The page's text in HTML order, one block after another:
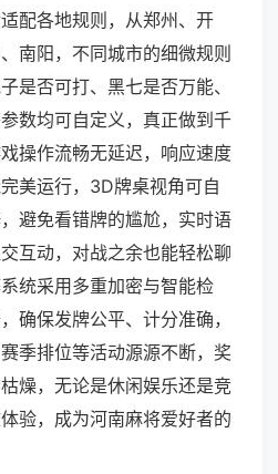
配各地规则，从郑州、开
南阳，不同城市的细微规则
是否可打、黑七是否万能、
数均可自定义，真正做到千
操作流畅无延迟，响应速度
美运行，3D牌桌视角可自
避免看错牌的尴尬，实时语
互动，对战之余也能轻松聊
统采用多重加密与智能检
确保发牌公平、计分准确，
季排位等活动源源不断，奖
燥，无论是休闲娱乐还是竞
验，成为河南麻将爱好者的